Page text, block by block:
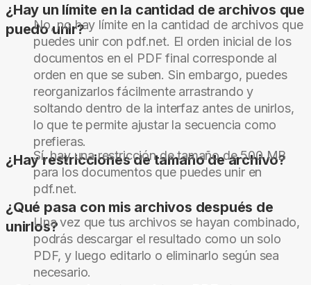
¿Hay un límite en la cantidad de archivos que
puedo unir?
No, no hay límite en la cantidad de archivos que
puedes unir con pdf.net. El orden inicial de los
documentos en el PDF final corresponde al
orden en que se suben. Sin embargo, puedes
reorganizarlos fácilmente arrastrando y
soltando dentro de la interfaz antes de unirlos,
lo que te permite ajustar la secuencia como
prefieras.
¿Hay restricciones de tamaño de archivo?
Sí, hay una restricción de tamaño de 500 MB
para los documentos que puedes unir en
pdf.net.
¿Qué pasa con mis archivos después de
unirlos?Una vez que tus archivos se hayan combinado,
podrás descargar el resultado como un solo
PDF, y luego editarlo o eliminarlo según sea
necesario.